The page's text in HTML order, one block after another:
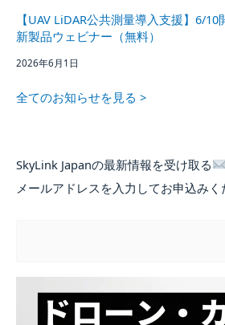
【UAV LiDAR公共測量導入支援】6/10
新製品ウェビナー（無料）
2026年6月1日
全てのお知らせを見る >
SkyLink Japanの最新情報を受け取る
メールアドレスを入力してお申込みく